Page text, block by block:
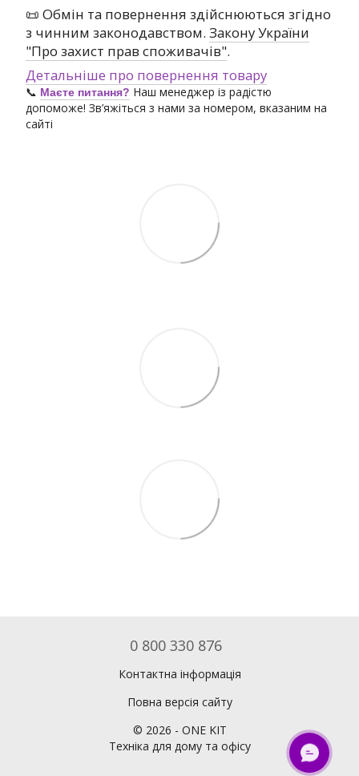
📜 Обмін та повернення здійснюються згідно
з чинним законодавством. Закону України
"Про захист прав споживачів".
Детальніше про повернення товару
📞 Маєте питання? Наш менеджер із радістю
допоможе! Зв’яжіться з нами за номером, вказаним на
сайті
0 800 330 876
Контактна інформація
Повна версія сайту
© 2026 - ONE KIT
Техніка для дому та офісу
ОНЛАЙН ЧАТ